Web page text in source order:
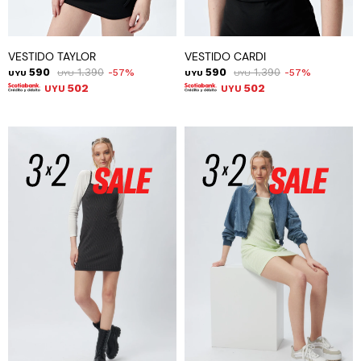
VESTIDO TAYLOR
UYU 590 UYU 1.390 57
UYU 502
VESTIDO CARDI
UYU 590 UYU 1.390 57
UYU 502